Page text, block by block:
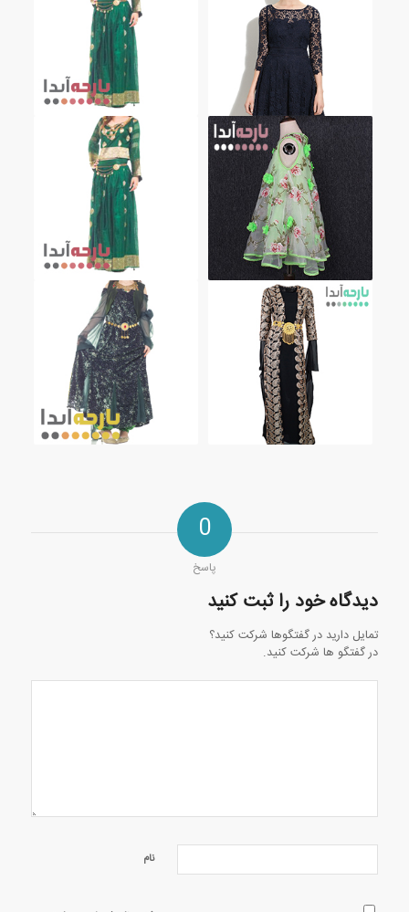
0
پاسخ
دیدگاه خود را ثبت کنید
تمایل دارید در گفتگوها شرکت کنید؟
در گفتگو ها شرکت کنید.
نام